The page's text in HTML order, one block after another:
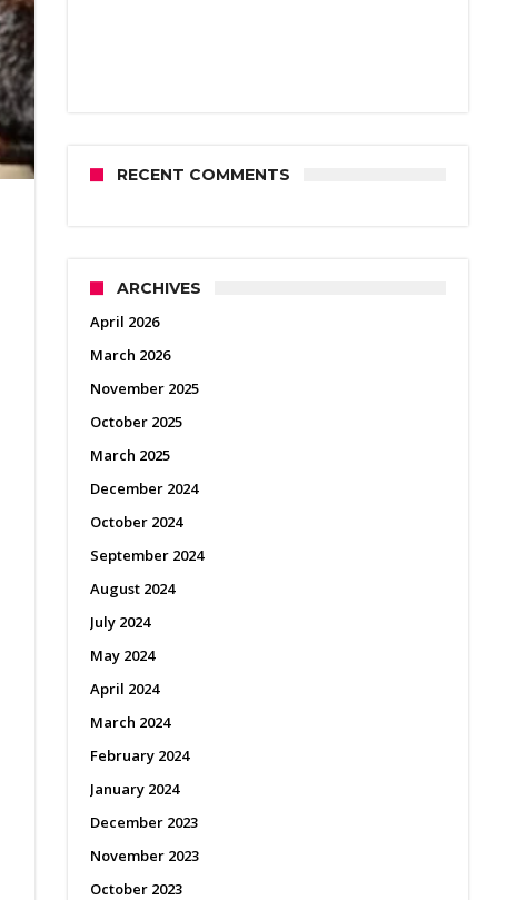
RECENT COMMENTS
ARCHIVES
April 2026
March 2026
November 2025
October 2025
March 2025
December 2024
October 2024
September 2024
August 2024
July 2024
May 2024
April 2024
March 2024
February 2024
January 2024
December 2023
November 2023
October 2023